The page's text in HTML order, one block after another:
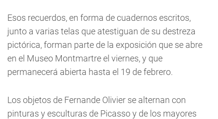
Esos recuerdos, en forma de cuadernos escritos,
junto a varias telas que atestiguan de su destreza
pictórica, forman parte de la exposición que se abre
en el Museo Montmartre el viernes, y que
permanecerá abierta hasta el 19 de febrero.
Los objetos de Fernande Olivier se alternan con
pinturas y esculturas de Picasso y de los mayores